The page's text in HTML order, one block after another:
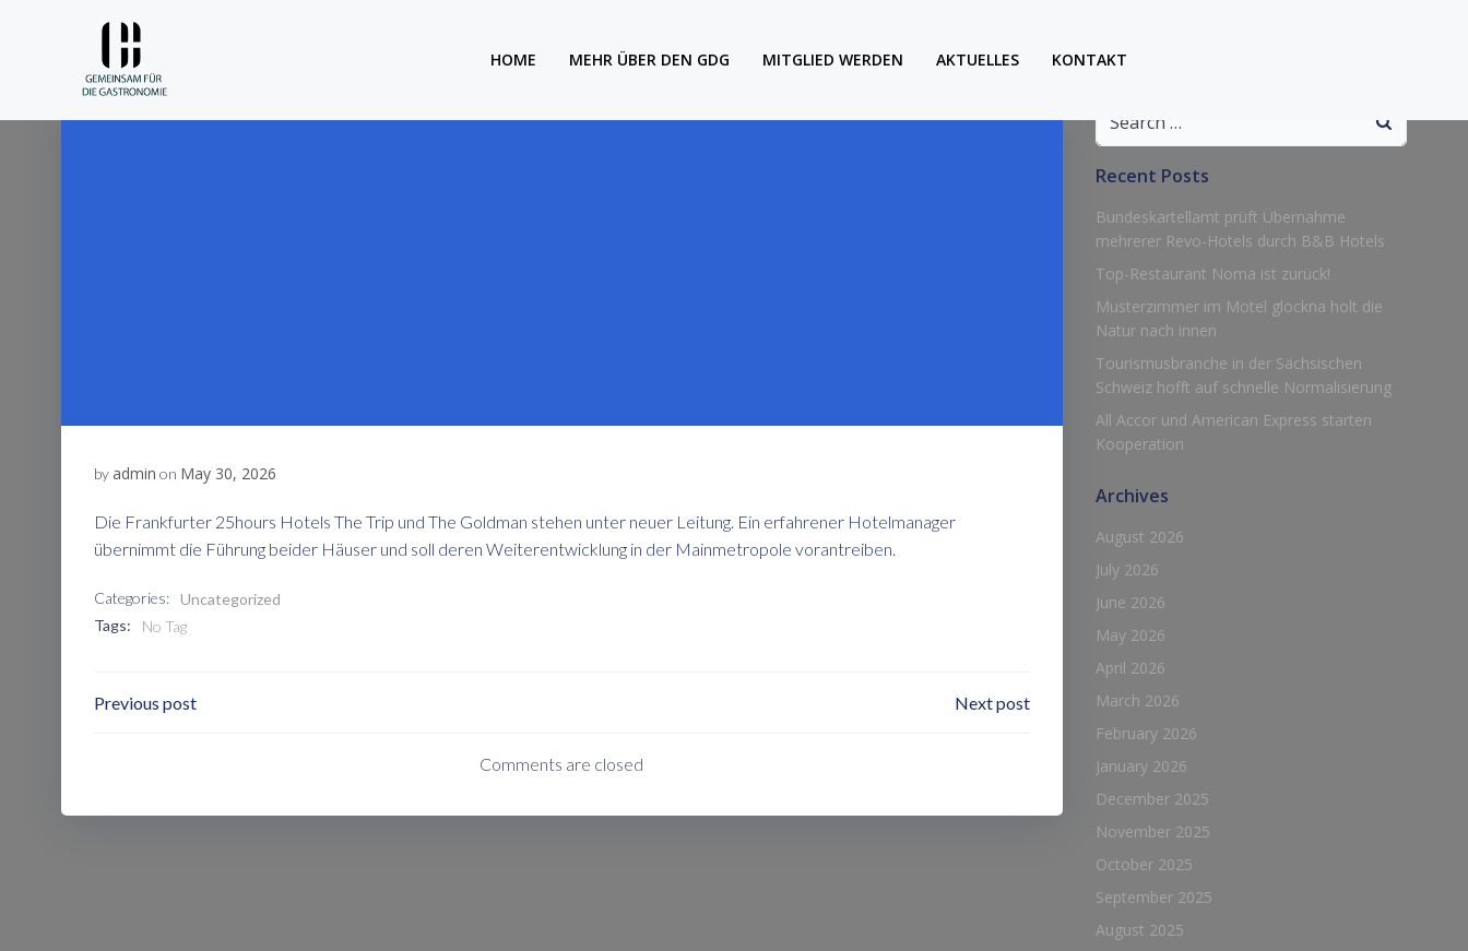
HOME MEHR ÜBER DEN GDG MITGLIED WERDEN AKTUELLES KONTAKT
by admin on May 30, 2026
Die Frankfurter 25hours Hotels The Trip und The Goldman stehen unter neuer Leitung. Ein erfahrener Hotelmanager
übernimmt die Führung beider Häuser und soll deren Weiterentwicklung in der Mainmetropole vorantreiben.
Categories: Uncategorized
Tags:
No Tag
Post
Previous post
Navigation
Next post
Comments are closed
for:
Recent Posts
Bundeskartellamt prüft Übernahme
mehrerer Revo-Hotels durch B&B Hotels
Top-Restaurant Noma ist zurück!
Musterzimmer im Motel glockna holt die
Natur nach innen
Tourismusbranche in der Sächsischen
Schweiz hofft auf schnelle Normalisierung
All Accor und American Express starten
Kooperation
Archives
August 2026
July 2026
June 2026
May 2026
April 2026
March 2026
February 2026
January 2026
December 2025
November 2025
October 2025
September 2025
August 2025